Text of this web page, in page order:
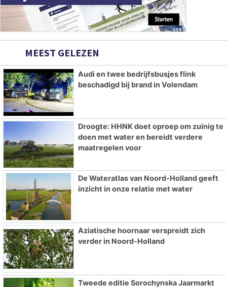
MEEST GELEZEN
Audi en twee bedrijfsbusjes flink
beschadigd bij brand in Volendam
Droogte: HHNK doet oproep om zuinig te
doen met water en bereidt verdere
maatregelen voor
De Wateratlas van Noord-Holland geeft
inzicht in onze relatie met water
Aziatische hoornaar verspreidt zich
verder in Noord-Holland
Tweede editie Sorochynska Jaarmarkt